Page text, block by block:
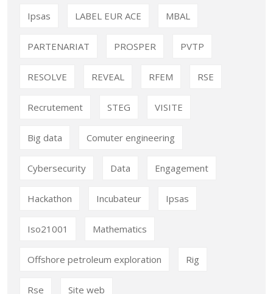
Ipsas LABEL EUR ACE MBAL
PARTENARIAT PROSPER PVTP
RESOLVE REVEAL RFEM RSE
Recrutement STEG VISITE
Big data Comuter engineering
Cybersecurity Data Engagement
Hackathon Incubateur Ipsas
Iso21001 Mathematics
Offshore petroleum exploration Rig
Rse Site web